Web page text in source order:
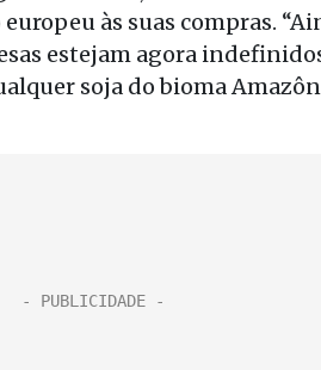
às suas compras.
estejam agora
soja do bioma